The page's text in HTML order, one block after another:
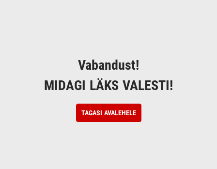
Vabandust!
MIDAGI LÄKS VALESTI!
TAGASI AVALEHELE